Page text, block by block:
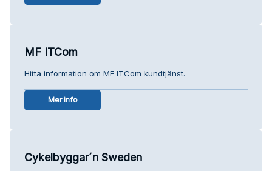
MF ITCom
Hitta information om MF ITCom kundtjänst.
Mer info
Cykelbyggar´n Sweden